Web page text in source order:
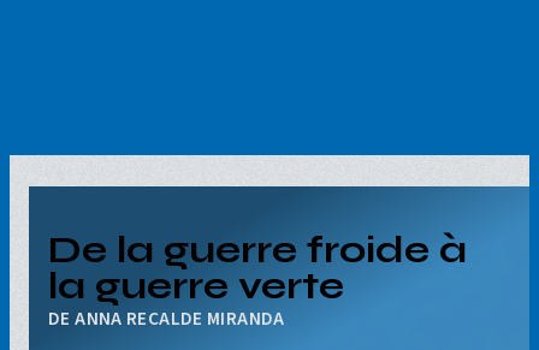
De la guerre froide à
la guerre verte
ANNA RECALDE MIRANDA